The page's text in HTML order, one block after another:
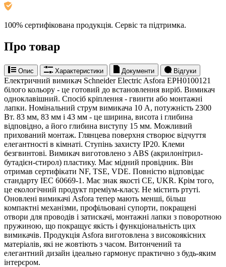
100% сертифікована продукція. Сервіс та підтримка.
Про товар
Опис Характеристики Документи Відгуки
Електричний вимикач Schneider Electric Asfora EPH0100121
білого кольору - це готовий до встановлення виріб. Вимикач
одноклавішний. Спосіб кріплення - гвинти або монтажні
лапки. Номінальний струм вимикача 10 A, потужність 2300
Вт. 83 мм, 83 мм і 43 мм - це ширина, висота і глибина
відповідно, а його глибина виступу 15 мм. Можливий
прихований монтаж. Глянцева поверхня створює відчуття
елегантності в кімнаті. Ступінь захисту IP20. Клеми
безгвинтові. Вимикач виготовлено з ABS (акрилонітрил-
бутадієн-стирол) пластику. Має мідний провідник. Він
отримав сертифікати NF, TSE, VDE. Повністю відповідає
стандарту IEC 60669-1. Має знак якості CE, UKR. Крім того,
це екологічний продукт преміум-класу. Не містить ртуті.
Оновлені вимикачі Asfora тепер мають менші, більш
компактні механізми, профільовані супорти, покращені
отвори для проводів і затискачі, монтажні лапки з поворотною
пружиною, що покращує якість і функціональність цих
вимикачів. Продукція Asfora виготовлена ​​з високоякісних
матеріалів, які не жовтіють з часом. Витончений та
елегантний дизайн ідеально гармонує практично з будь-яким
інтерєром.